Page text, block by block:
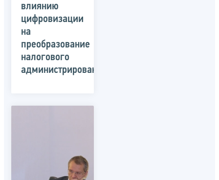
влиянию
цифровизации
на
преобразование
налогового
администрирования.